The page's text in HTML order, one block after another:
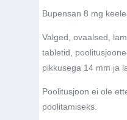
Bupensan 8 mg
Valged, ovaalsed,
tabletid,
pikkusega 14 mm ja
Poolitusjoon ei ole
poolitamiseks.